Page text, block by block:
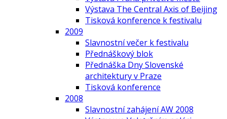
Výstava The Central Axis of Beijing
Tisková konference k festivalu
2009
Slavnostní večer k festivalu
Přednáškový blok
Přednáška Dny Slovenské
architektury v Praze
Tisková konference
2008
Slavnostní zahájení AW 2008